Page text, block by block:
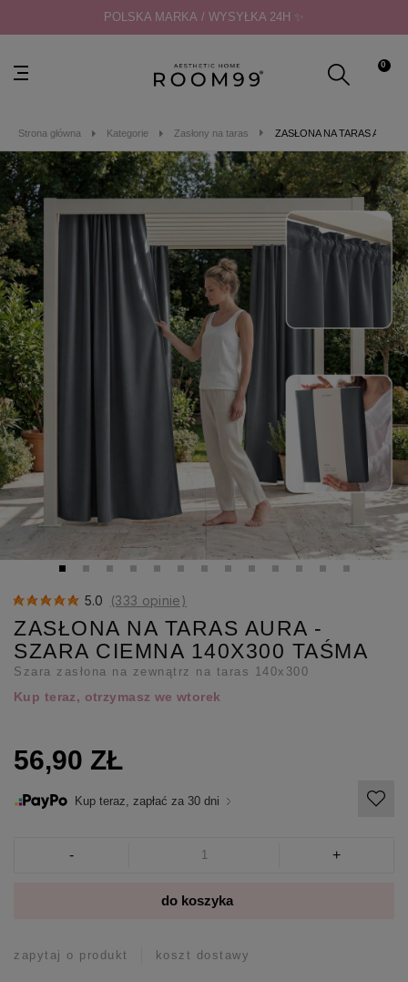
POLSKA MARKA / WYSYŁKA 24H ✨
0
Strona główna Kategorie Zasłony na taras ZASŁONA NA TARAS AURA
5.0 (333 opinie)
ZASŁONA NA TARAS AURA -
SZARA CIEMNA 140X300 TAŚMA
Szara zasłona na zewnątrz na taras 140x300
Kup teraz, otrzymasz we wtorek
56,90 ZŁ
Kup teraz, zapłać za 30 dni
- +
do koszyka
zapytaj o produkt koszt dostawy